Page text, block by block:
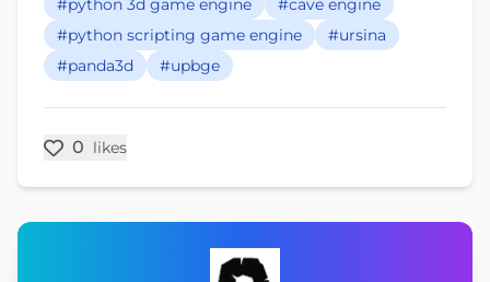
#python 3d game engine
#cave engine
#python scripting game engine
#ursina
#panda3d
#upbge
0 likes